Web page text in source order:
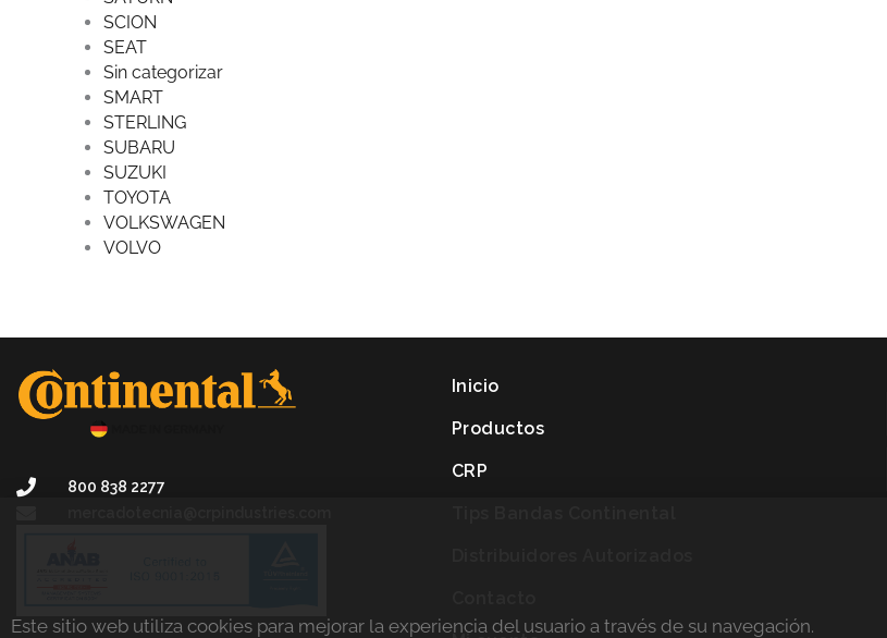
SCION
SEAT
Sin categorizar
SMART
STERLING
SUBARU
SUZUKI
TOYOTA
VOLKSWAGEN
VOLVO
800 838 2277
Inicio
Productos
CRP
Este sitio web utiliza cookies para mejorar la experiencia del usuario a través de su navegación.